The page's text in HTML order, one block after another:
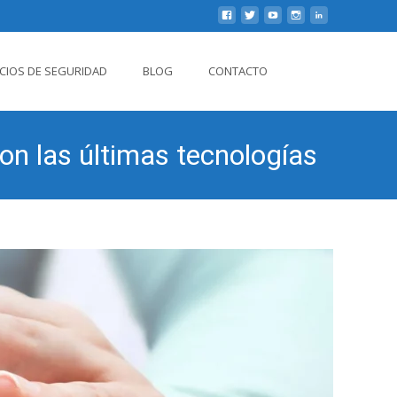
DE SEGURIDAD BLOG CONTACTO
las últimas tecnologías